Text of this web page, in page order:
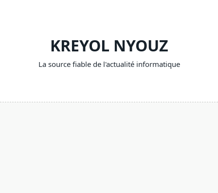
KREYOL NYOUZ
La source fiable de l'actualité informatique